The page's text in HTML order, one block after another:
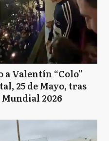
Valentín “Colo”
25 de Mayo, tras
2026